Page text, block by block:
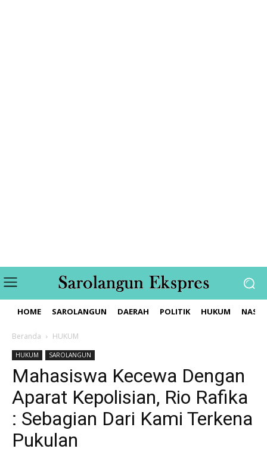
HOME SAROLANGUN DAERAH POLITIK HUKUM
Beranda HUKUM
HUKUM SAROLANGUN
Mahasiswa Kecewa Dengan
Aparat Kepolisian, Rio Rafika
: Sebagian Dari Kami Terkena
Pukulan